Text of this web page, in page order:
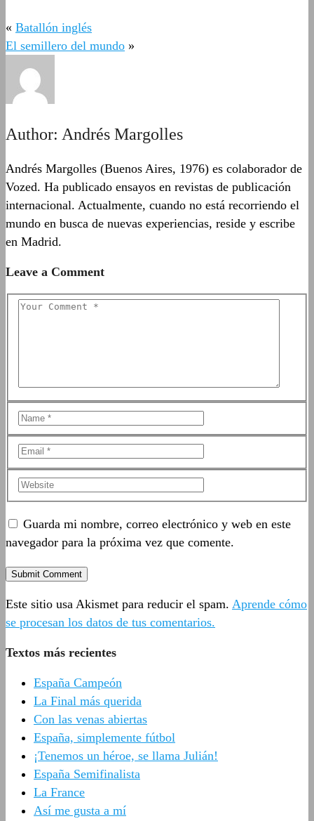
« Batallón inglés
El semillero del mundo »
Author: Andrés Margolles
Andrés Margolles (Buenos Aires, 1976) es colaborador de
Vozed. Ha publicado ensayos en revistas de publicación
internacional. Actualmente, cuando no está recorriendo el
mundo en busca de nuevas experiencias, reside y escribe
en Madrid.
Leave a Comment
Guarda mi nombre, correo electrónico y web en este
navegador para la próxima vez que comente.
Este sitio usa Akismet para reducir el spam. Aprende cómo
se procesan los datos de tus comentarios.
Textos más recientes
España Campeón
La Final más querida
Con las venas abiertas
España, simplemente fútbol
¡Tenemos un héroe, se llama Julián!
España Semifinalista
La France
Así me gusta a mí